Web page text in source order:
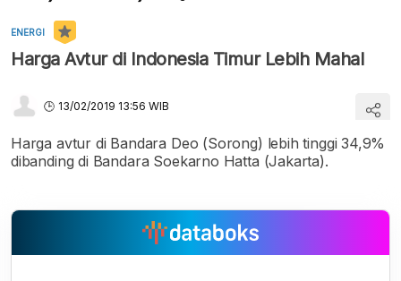
ENERGI
Harga Avtur di Indonesia Timur Lebih Mahal
13/02/2019 13:56 WIB
Harga avtur di Bandara Deo (Sorong) lebih tinggi 34,9%
dibanding di Bandara Soekarno Hatta (Jakarta).